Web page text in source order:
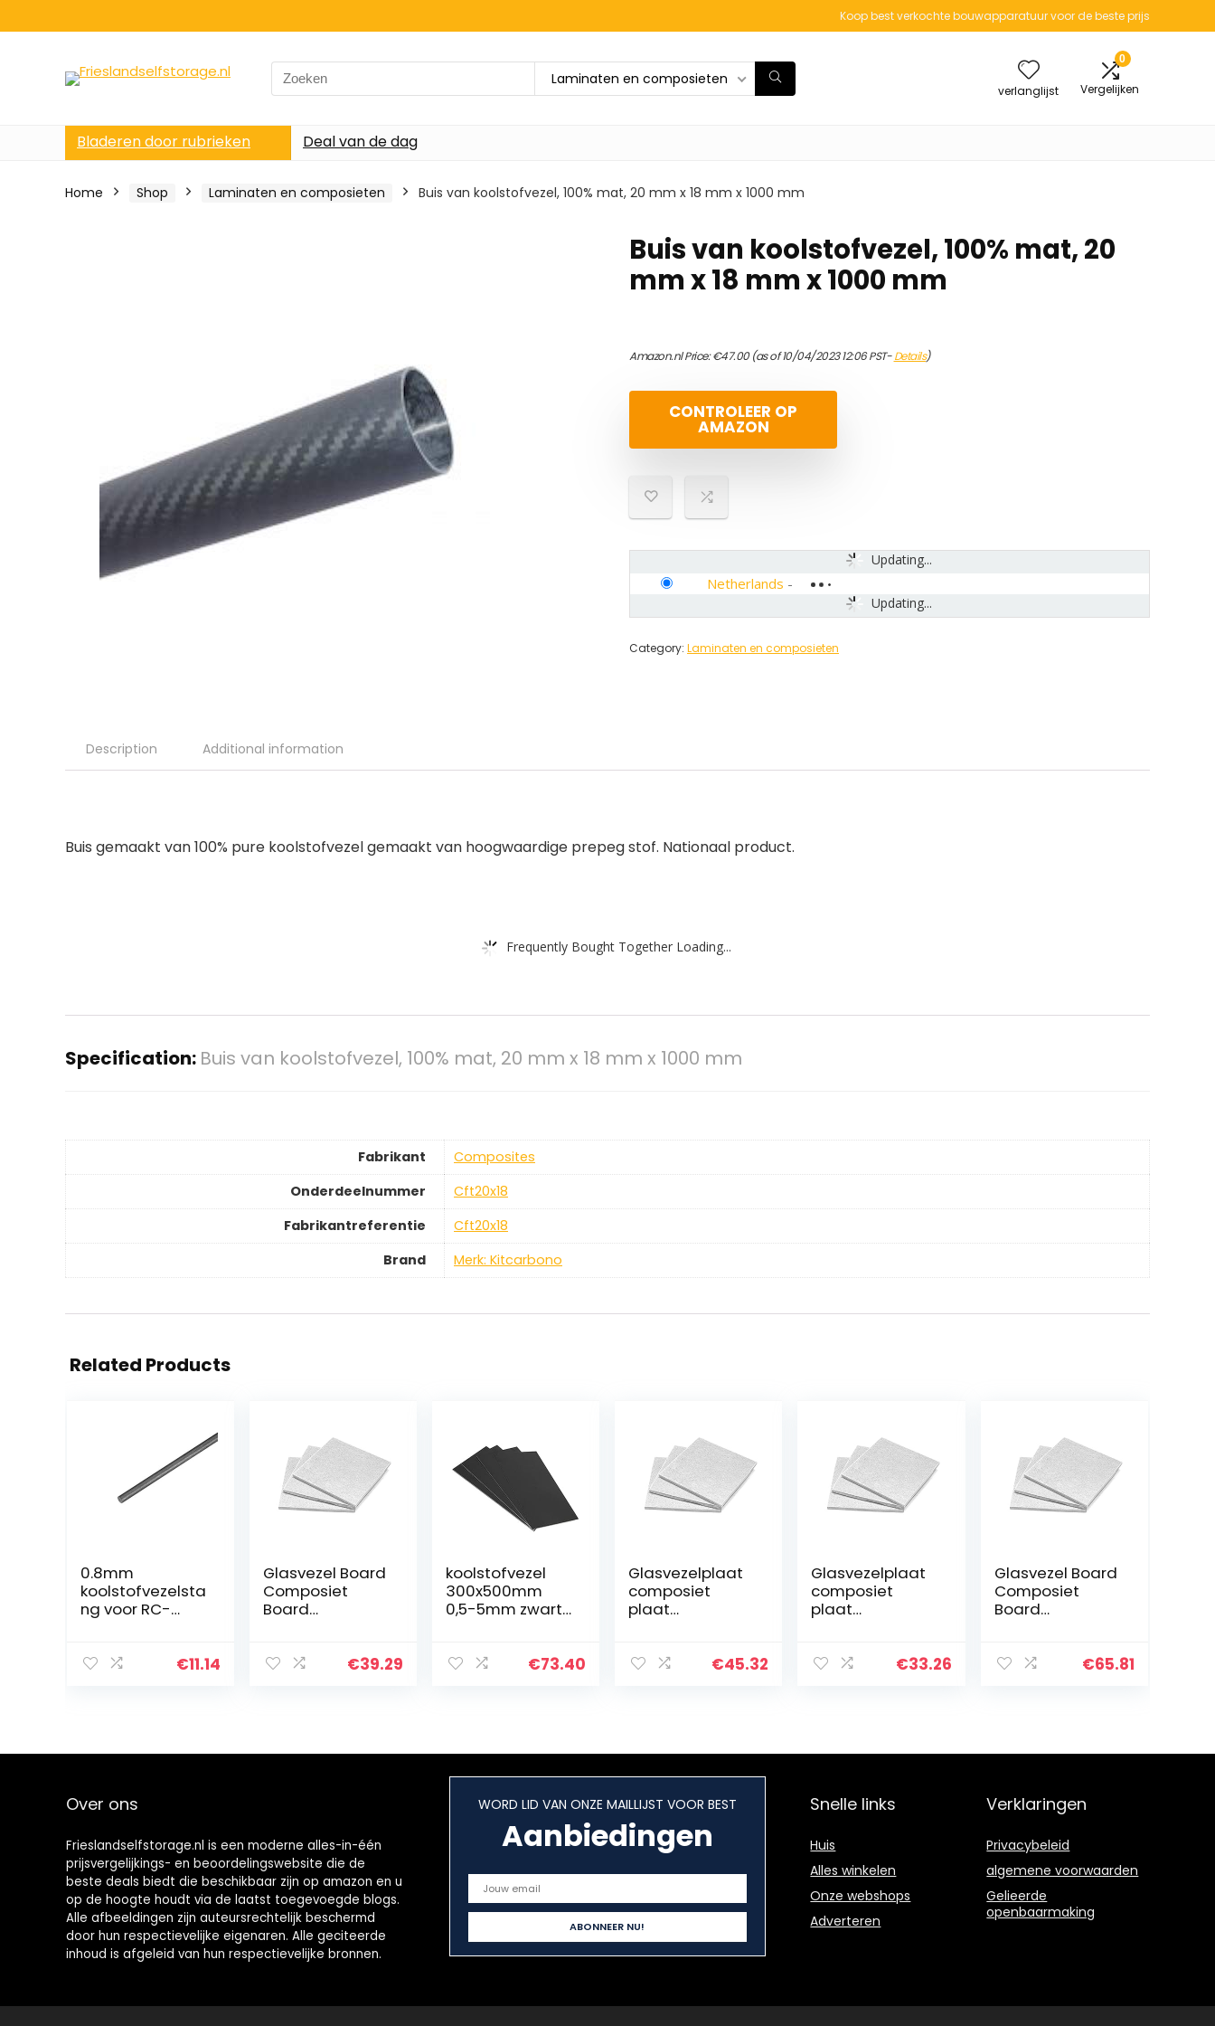
Koop best verkochte bouwapparatuur voor de beste prijs
Search
for:
Laminaten en composieten
verlanglijst
0
Vergelijken
Bladeren door rubrieken Deal van de dag
Home Shop Laminaten en composieten Buis van koolstofvezel, 100% mat, 20 mm x 18 mm x 1000 mm
Buis van koolstofvezel, 100% mat, 20
mm x 18 mm x 1000 mm
Amazon.nl Price:€47.00(as of 10/04/2023 12:06 PST-Details)
CONTROLEER OP
AMAZON
Updating...
Updating...
Netherlands -
Category: Laminaten en composieten
Description Additional information
Buis gemaakt van 100% pure koolstofvezel gemaakt van hoogwaardige prepeg stof. Nationaal product.
Frequently Bought Together Loading...
Specification: Buis van koolstofvezel, 100% mat, 20 mm x 18 mm x 1000 mm
Fabrikant
‎Composites
Onderdeelnummer
‎Cft20x18
Fabrikantreferentie
‎Cft20x18
Brand
Merk: Kitcarbono
Related Products
0.8mm
koolstofvezelsta
ng voor RC-
stks,length400m
€11.14
Glasvezel Board
Composiet
Board
Gebruikt in
€39.29
koolstofvezel
300x500mm
0,5-5mm zwart
epoxyglas FR4
€73.40
Glasvezelplaat
composiet
plaat
gebruikt in
€45.32
Glasvezelplaat
composiet
plaat
gebruikt in
€33.26
Glasvezel Board
Composiet
Board
Gebruikt in
€65.81
Over ons
Frieslandselfstorage.nl is een moderne alles-in-één
prijsvergelijkings- en beoordelingswebsite die de
beste deals biedt die beschikbaar zijn op amazon en u
op de hoogte houdt via de laatst toegevoegde blogs.
Alle afbeeldingen zijn auteursrechtelijk beschermd
door hun respectievelijke eigenaren. Alle geciteerde
inhoud is afgeleid van hun respectievelijke bronnen.
WORD LID VAN ONZE MAILLIJST VOOR BEST
Aanbiedingen
Snelle links
Huis
Alles winkelen
Onze webshops
Adverteren
Verklaringen
Privacybeleid
algemene voorwaarden
Gelieerde
openbaarmaking